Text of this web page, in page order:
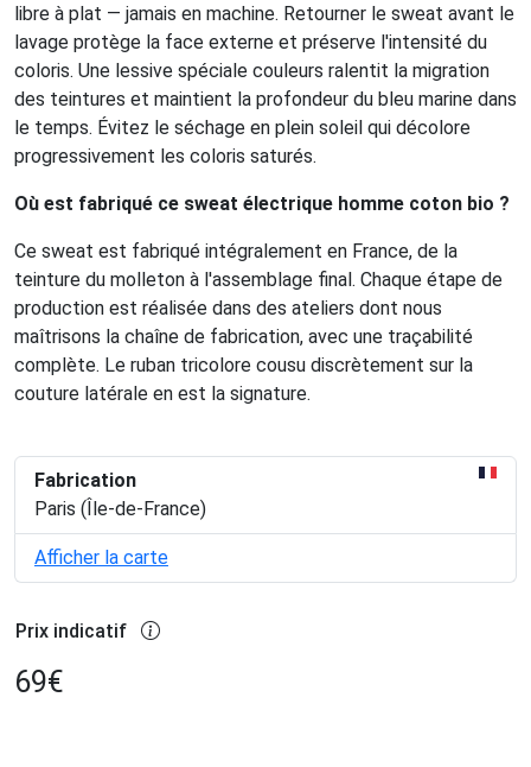
libre à plat — jamais en machine. Retourner le sweat avant le
lavage protège la face externe et préserve l'intensité du
coloris. Une lessive spéciale couleurs ralentit la migration
des teintures et maintient la profondeur du bleu marine dans
le temps. Évitez le séchage en plein soleil qui décolore
progressivement les coloris saturés.
Où est fabriqué ce sweat électrique homme coton bio ?
Ce sweat est fabriqué intégralement en France, de la
teinture du molleton à l'assemblage final. Chaque étape de
production est réalisée dans des ateliers dont nous
maîtrisons la chaîne de fabrication, avec une traçabilité
complète. Le ruban tricolore cousu discrètement sur la
couture latérale en est la signature.
Fabrication
Paris (Île-de-France)
Afficher la carte
Prix indicatif
69€